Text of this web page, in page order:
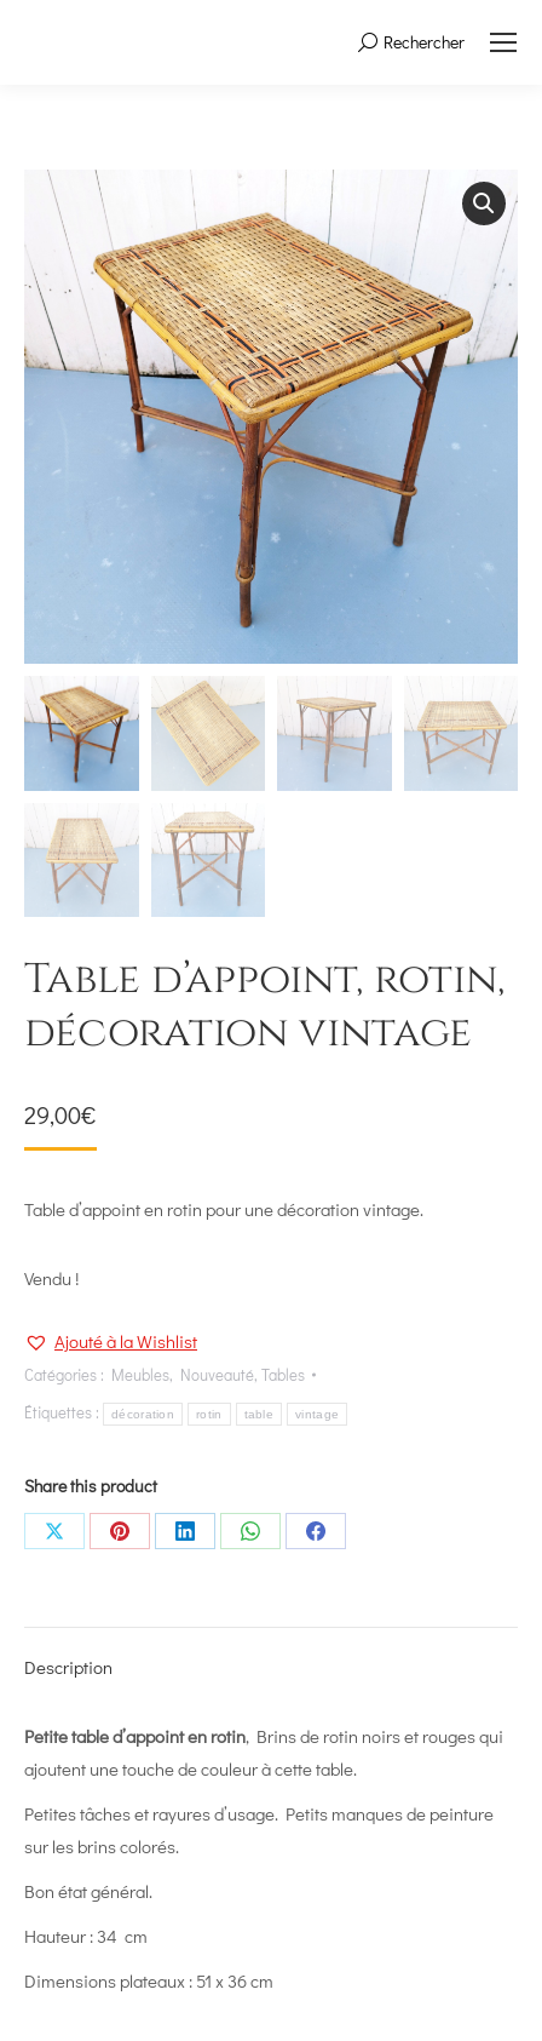
Search:Rechercher
Table d’appoint, rotin,
décoration vintage
29,00€
Table d’appoint en rotin pour une décoration vintage.
Vendu !
Ajouté à la Wishlist
Catégories : Meubles, Nouveauté, Tables
Étiquettes :
décoration rotin table vintage
Share this product
Share
Share
Share
Share
Share
Description
Petite table d’appoint en rotin, Brins de rotin noirs et rouges qui
ajoutent une touche de couleur à cette table.
Petites tâches et rayures d’usage. Petits manques de peinture
sur les brins colorés.
Bon état général.
Hauteur : 34 cm
Dimensions plateaux : 51 x 36 cm